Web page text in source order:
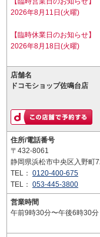
2026年8月11日(火曜)
【臨時休業日のお知らせ】
2026年8月18日(火曜)
店舗名
ドコモショップ佐鳴台店
住所/電話番号
〒432-8061
静岡県浜松市中央区入野町
TEL： 0120-400-675
TEL： 053-445-3800
営業時間
午前9時30分〜午後6時30分